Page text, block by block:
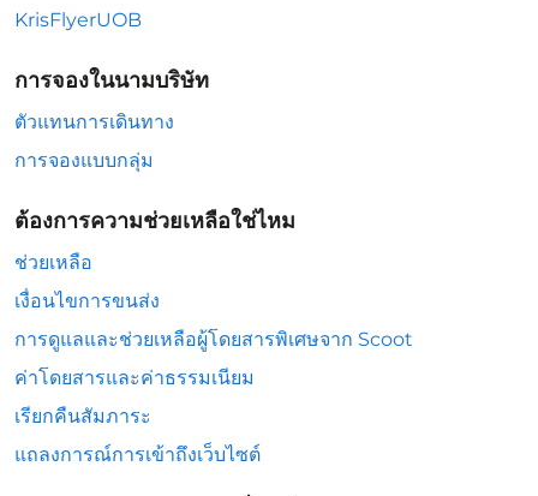
KrisFlyerUOB
การจองในนามบริษัท
ตัวแทนการเดินทาง
การจองแบบกลุ่ม
ต้องการความช่วยเหลือใช่ไหม
ช่วยเหลือ
เงื่อนไขการขนส่ง
การดูแลและช่วยเหลือผู้โดยสารพิเศษจาก Scoot
ค่าโดยสารและค่าธรรมเนียม
เรียกคืนสัมภาระ
แถลงการณ์การเข้าถึงเว็บไซต์